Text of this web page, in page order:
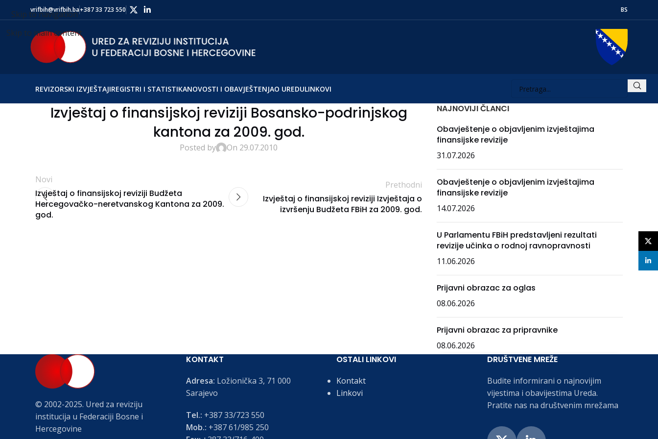
Skip to navigation
Skip to main content
vrifbih@vrifbih.ba+387 33 723 550 BS
REVIZORSKI IZVJEŠTAJIREGISTRI I STATISTIKANOVOSTI I OBAVJEŠTENJAO UREDULINKOVI
Izvještaj o finansijskoj reviziji Bosansko-podrinjskog
kantona za 2009. god.
Posted by On 29.07.2010
Novi
Izvještaj o finansijskoj reviziji Budžeta
Hercegovačko-neretvanskog Kantona za 2009.
god.
Prethodni
Izvještaj o finansijskoj reviziji Izvještaja o
izvršenju Budžeta FBiH za 2009. god.
NAJNOVIJI ČLANCI
Obavještenje o objavljenim izvještajima
finansijske revizije
31.07.2026
Obavještenje o objavljenim izvještajima
finansijske revizije
14.07.2026
U Parlamentu FBiH predstavljeni rezultati
revizije učinka o rodnoj ravnopravnosti
11.06.2026
Prijavni obrazac za oglas
08.06.2026
Prijavni obrazac za pripravnike
08.06.2026
© 2002-2025. Ured za reviziju
institucija u Federaciji Bosne i
Hercegovine
KONTAKT
Adresa: Ložionička 3, 71 000
Sarajevo
Tel.: +387 33/723 550
Mob.: +387 61/985 250
OSTALI LINKOVI
Kontakt
Linkovi
DRUŠTVENE MREŽE
Budite informirani o najnovijim
vijestima i obavijestima Ureda.
Pratite nas na društvenim mrežama